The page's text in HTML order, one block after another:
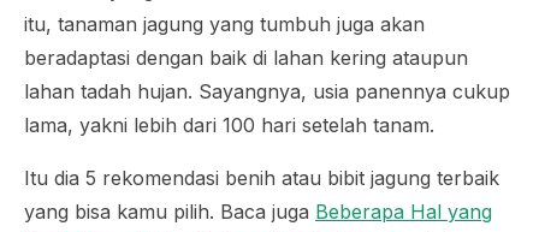
itu, tanaman jagung yang tumbuh juga akan
beradaptasi dengan baik di lahan kering ataupun
lahan tadah hujan. Sayangnya, usia panennya cukup
lama, yakni lebih dari 100 hari setelah tanam.
Itu dia 5 rekomendasi benih atau bibit jagung terbaik
yang bisa kamu pilih. Baca juga Beberapa Hal yang